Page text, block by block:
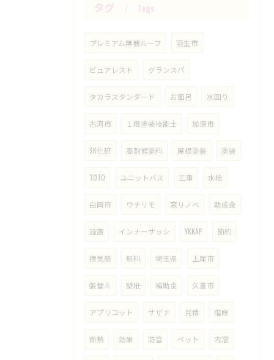
タグ Tags
プレミアム無機ルーフ 羽生市
ピュアレスト グランスパ
タカラスタンダード お風呂 水回り
古河市 １級塗装技能士 加須市
SK化研 高耐候塗料 屋根塗装 塗装
TOTO ユニットバス 工事 水栓
白岡市 ウチリモ 窓リノベ 助成金
設置 インナーサッシ YKKAP 節約
換気扇 無料 埼玉県 上尾市
張替え 壁紙 補助金 久喜市
アプリコット サザナ 見積 階段
断熱 効果 防音 ペット 内窓